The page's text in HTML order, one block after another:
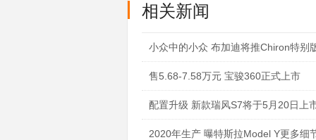
相关新闻
小众中的小众 布加迪将推Chiron特别
售5.68-7.58万元 宝骏360正式上市
配置升级 新款瑞风S7将于5月20日上
2020年生产 曝特斯拉Model Y更多细